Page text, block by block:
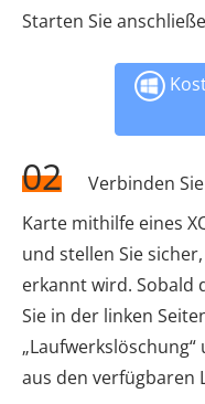
Starten Sie
02
Verbinden
Karte mithilfe eines
und stellen Sie
erkannt wird. Sobald
Sie in der linken
aus den verfügbaren